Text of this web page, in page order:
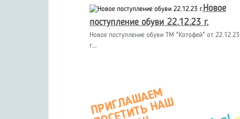
Новое
поступление обуви 22.12.23 г.
Новое поступление обуви ТМ "Котофей" от 22.12.23
г.…
П
Р
И
Г
А
Ш
А
Е
М
О
С
Е
Т
И
Т
Ь
Н
А
М
А
Г
А
З
И